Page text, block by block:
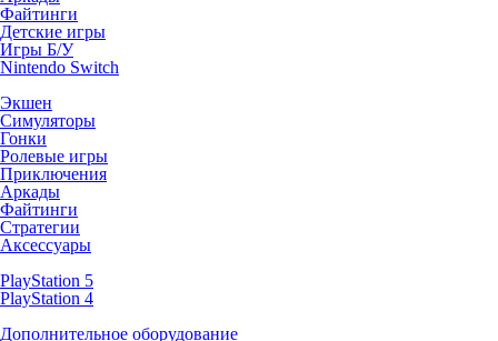
Файтинги
Детские игры
Игры Б/У
Nintendo Switch
Экшен
Симуляторы
Гонки
Ролевые игры
Приключения
Аркады
Файтинги
Стратегии
Аксессуары
PlayStation 5
PlayStation 4
Дополнительное оборудование